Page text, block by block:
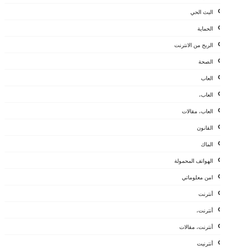
البث الحي
الحماية
الربح من الانترنت
الصحة
العاب
العاب،
العاب، مقالات
القانون
الماك
الهواتف المحمولة
امن معلوماتي
أنترنت
أنترنت،
أنترنت، مقالات
أنترنيت